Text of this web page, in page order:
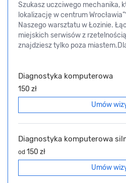
Szukasz uczciwego mechanika,
lokalizację w centrum
Naszego warsztatu w Łozinie.
miejskich serwisów z
znajdziesz tylko poza
Diagnostyka komputerowa
150 zł
Umów
Diagnostyka komputerowa
od 150 zł
Umów